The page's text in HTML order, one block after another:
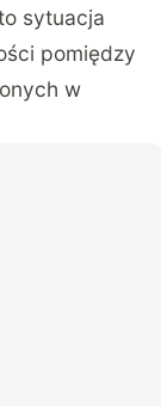
sytuacja
pomiędzy
w